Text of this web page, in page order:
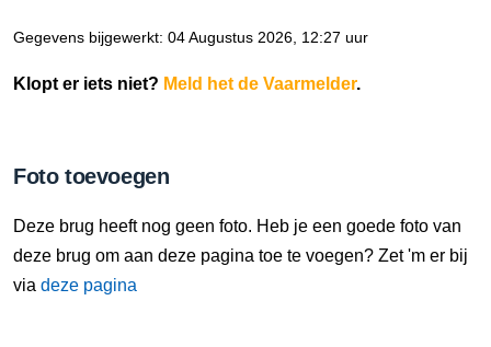
Gegevens bijgewerkt: 04 Augustus 2026, 12:27 uur
Klopt er iets niet? Meld het de Vaarmelder.
Foto toevoegen
Deze brug heeft nog geen foto. Heb je een goede foto van
deze brug om aan deze pagina toe te voegen? Zet 'm er bij
via deze pagina